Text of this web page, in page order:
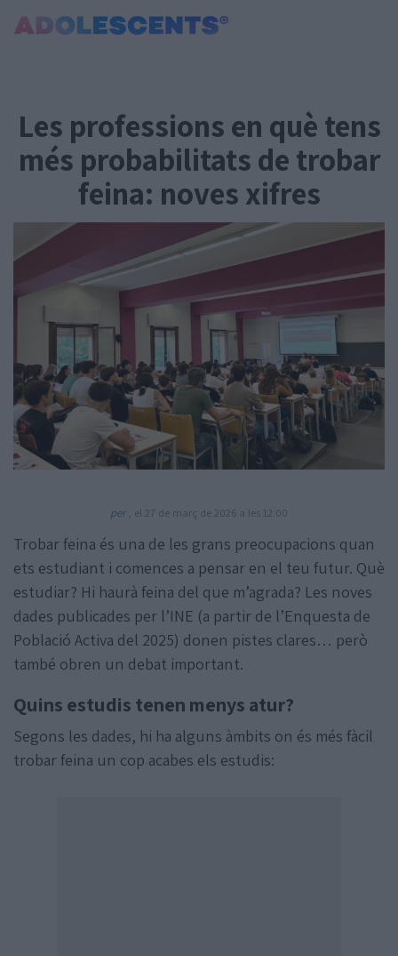
Estudis
Tests
Curiositats i Tendències
Cultura
Amor i relacions
Tecnologia:
Sobrevia.net
Mitjà associata
Amb la col·laboració de:
Les professions en què tens
més probabilitats de trobar
feina: noves xifres
per , el 27 de març de 2026 a les 12:00
Trobar feina és una de les grans preocupacions quan
ets estudiant i comences a pensar en el teu futur. Què
estudiar? Hi haurà feina del que m’agrada? Les noves
dades publicades per l’INE (a partir de l’Enquesta de
Població Activa del 2025) donen pistes clares… però
també obren un debat important.
Quins estudis tenen menys atur?
Segons les dades, hi ha alguns àmbits on és més fàcil
trobar feina un cop acabes els estudis: